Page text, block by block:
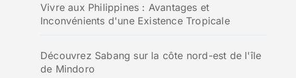
Vivre aux Philippines : Avantages et
Inconvénients d'une Existence Tropicale
Découvrez Sabang sur la côte nord-est de l'île
de Mindoro